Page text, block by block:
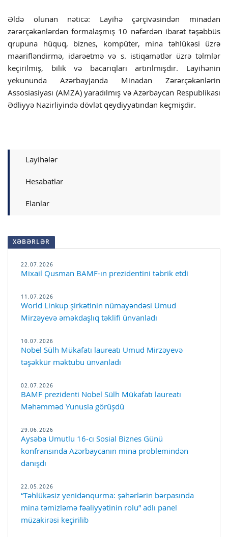
Əldə olunan nəticə: Layihə çərçivəsindən minadan
zərərçəkənlərdən formalaşmış 10 nəfərdən ibarət təşəbbüs
qrupuna hüquq, biznes, kompüter, mina təhlükəsi üzrə
maarifləndirmə, idarəetmə və s. istiqamətlər üzrə təlmlər
keçirilmiş, bilik və bacarıqları artırılmışdır. Layihənin
yekununda Azərbayjanda Minadan Zərərçəkənlərin
Assosiasiyası (AMZA) yaradılmış və Azərbaycan Respublikası
Ədliyyə Nazirliyində dövlət qeydiyyatından keçmişdir.
Layihələr
Hesabatlar
Elanlar
XƏBƏRLƏR
22.07.2026
Mixail Qusman BAMF-ın prezidentini təbrik etdi
11.07.2026
World Linkup şirkətinin nümayəndəsi Umud
Mirzəyevə əməkdaşlıq təklifi ünvanladı
10.07.2026
Nobel Sülh Mükafatı laureatı Umud Mirzəyevə
təşəkkür məktubu ünvanladı
02.07.2026
BAMF prezidenti Nobel Sülh Mükafatı laureatı
Məhəmməd Yunusla görüşdü
29.06.2026
Aysəba Umutlu 16-cı Sosial Biznes Günü
konfransında Azərbaycanın mina problemindən
danışdı
22.05.2026
“Təhlükəsiz yenidənqurma: şəhərlərin bərpasında
mina təmizləmə fəaliyyətinin rolu” adlı panel
müzakirəsi keçirilib